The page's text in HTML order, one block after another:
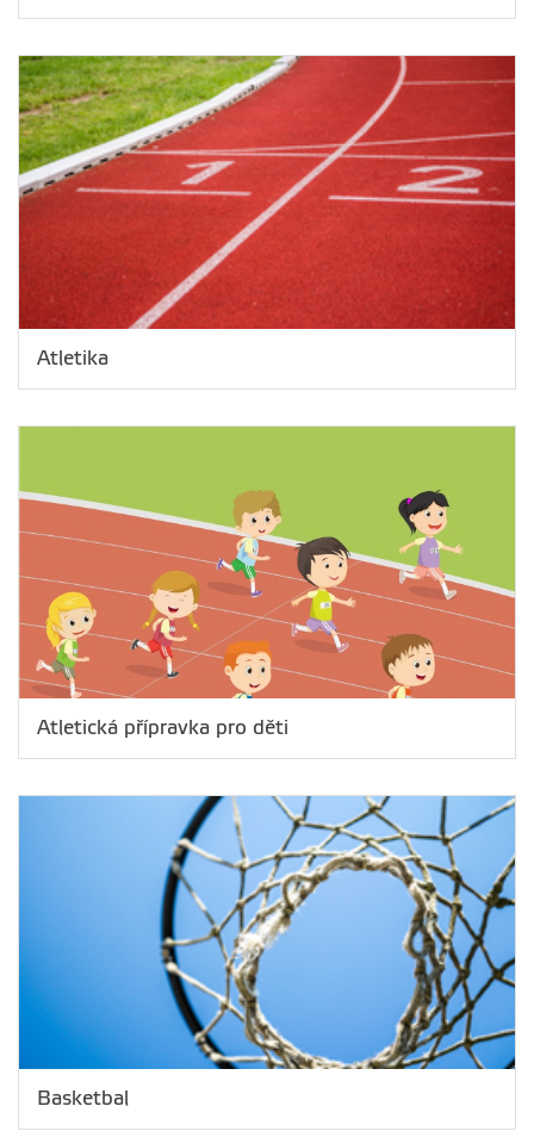
Atletika
Atletická přípravka pro děti
Basketbal